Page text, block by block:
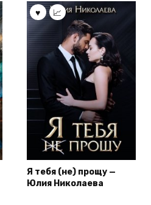
Я тебя (не) прощу —
Юлия Николаева